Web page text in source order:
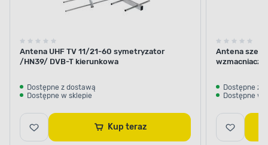
Antena UHF TV 11/21-60 symetryzator
/HN39/ DVB-T kierunkowa
Dostępne z dostawą
Dostępne w sklepie
Kup teraz
Antena
wzmacniacz
Dostępne z
Dostępne w